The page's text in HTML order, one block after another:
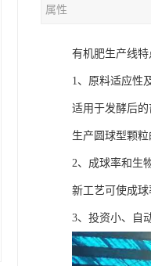
属性
有机肥生产线特
1、原料适应性
适用于发酵后
生产圆球型颗
2、成球率和生
新工艺可使成球
3、投资小、自